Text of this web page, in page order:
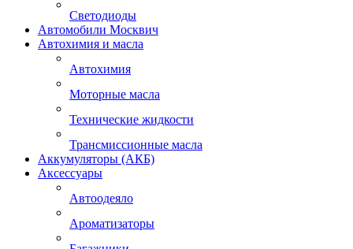
Светодиоды
Автомобили Москвич
Автохимия и масла
Автохимия
Моторные масла
Технические жидкости
Трансмиссионные масла
Аккумуляторы (АКБ)
Аксессуары
Автоодеяло
Ароматизаторы